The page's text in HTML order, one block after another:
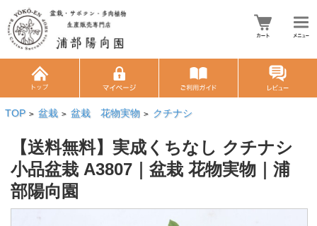
TOP > 盆栽 > 盆栽 花物実物 > クチナシ
【送料無料】実成くちなし クチナシ
小品盆栽 A3807｜盆栽 花物実物｜浦
部陽向園